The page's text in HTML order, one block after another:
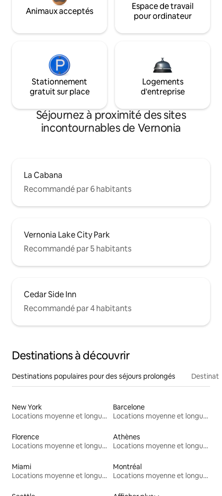
Animaux acceptés
Espace de travail
pour ordinateur
Stationnement
gratuit sur place
Logements
d'entreprise
Séjournez à proximité des sites
incontournables de Vernonia
La Cabana
Recommandé par 6 habitants
Vernonia Lake City Park
Recommandé par 5 habitants
Cedar Side Inn
Recommandé par 4 habitants
Destinations à découvrir
Destinations populaires pour des séjours prolongés
New York
Locations moyenne et longue durée
Barcelone
Locations moyenne et longue durée
Florence
Locations moyenne et longue durée
Athènes
Locations moyenne et longue durée
Miami
Locations moyenne et longue durée
Montréal
Locations moyenne et longue durée